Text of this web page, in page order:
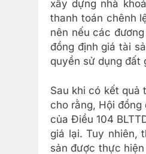
xây dựng nhà
thanh toán chênh
nên nếu các
đồng định giá tài
quyền sử dụng đất
Sau khi có kết quả
cho rằng, Hội
của Điều 104
giá lại. Tuy nhiên,
sản được thực